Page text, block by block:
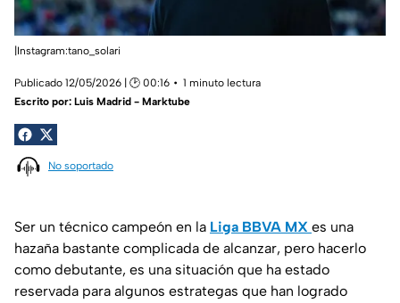
|Instagram:tano_solari
Publicado 12/05/2026 | 🕑 00:16
1 minuto lectura
Escrito por: Luis Madrid - Marktube
No soportado
Ser un técnico campeón en la Liga BBVA MX es una
hazaña bastante complicada de alcanzar, pero hacerlo
como debutante, es una situación que ha estado
reservada para algunos estrategas que han logrado